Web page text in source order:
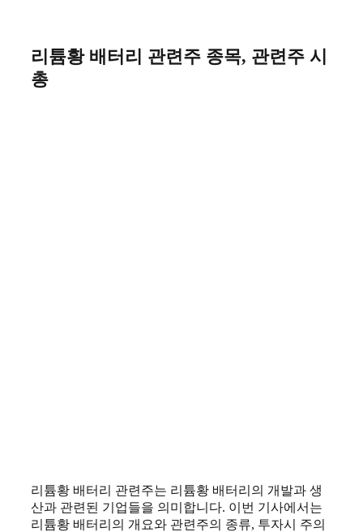
리튬황 배터리 관련주 종목, 관련주 시
총
리튬황 배터리 관련주는 리튬황 배터리의 개발과 생
산과 관련된 기업들을 의미합니다. 이번 기사에서는
리튬황 배터리의 개요와 관련주의 종류, 투자시 주의